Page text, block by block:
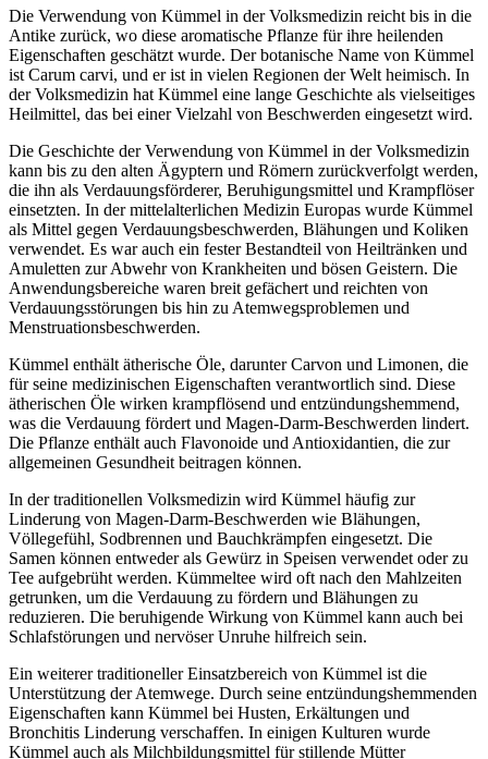
Die Verwendung von Kümmel in der Volksmedizin reicht bis in die
Antike zurück, wo diese aromatische Pflanze für ihre heilenden
Eigenschaften geschätzt wurde. Der botanische Name von Kümmel
ist Carum carvi, und er ist in vielen Regionen der Welt heimisch. In
der Volksmedizin hat Kümmel eine lange Geschichte als vielseitiges
Heilmittel, das bei einer Vielzahl von Beschwerden eingesetzt wird.
Die Geschichte der Verwendung von Kümmel in der Volksmedizin
kann bis zu den alten Ägyptern und Römern zurückverfolgt werden,
die ihn als Verdauungsförderer, Beruhigungsmittel und Krampflöser
einsetzten. In der mittelalterlichen Medizin Europas wurde Kümmel
als Mittel gegen Verdauungsbeschwerden, Blähungen und Koliken
verwendet. Es war auch ein fester Bestandteil von Heiltränken und
Amuletten zur Abwehr von Krankheiten und bösen Geistern. Die
Anwendungsbereiche waren breit gefächert und reichten von
Verdauungsstörungen bis hin zu Atemwegsproblemen und
Menstruationsbeschwerden.
Kümmel enthält ätherische Öle, darunter Carvon und Limonen, die
für seine medizinischen Eigenschaften verantwortlich sind. Diese
ätherischen Öle wirken krampflösend und entzündungshemmend,
was die Verdauung fördert und Magen-Darm-Beschwerden lindert.
Die Pflanze enthält auch Flavonoide und Antioxidantien, die zur
allgemeinen Gesundheit beitragen können.
In der traditionellen Volksmedizin wird Kümmel häufig zur
Linderung von Magen-Darm-Beschwerden wie Blähungen,
Völlegefühl, Sodbrennen und Bauchkrämpfen eingesetzt. Die
Samen können entweder als Gewürz in Speisen verwendet oder zu
Tee aufgebrüht werden. Kümmeltee wird oft nach den Mahlzeiten
getrunken, um die Verdauung zu fördern und Blähungen zu
reduzieren. Die beruhigende Wirkung von Kümmel kann auch bei
Schlafstörungen und nervöser Unruhe hilfreich sein.
Ein weiterer traditioneller Einsatzbereich von Kümmel ist die
Unterstützung der Atemwege. Durch seine entzündungshemmenden
Eigenschaften kann Kümmel bei Husten, Erkältungen und
Bronchitis Linderung verschaffen. In einigen Kulturen wurde
Kümmel auch als Milchbildungsmittel für stillende Mütter